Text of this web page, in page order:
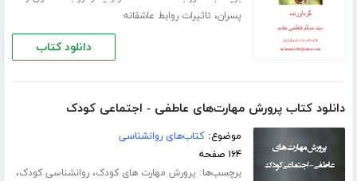
پسران، تاثیرات روابط عاشقانه
دانلود کتاب
دانلود کتاب پرورش مهارت‌های عاطفی - اجتماعی کودک
موضوع:کتاب‌های روانشناسی
۱۶۴ صفحه
برچسب‌ها: پرورش مهارت های کودک،روانشناسی کودک،